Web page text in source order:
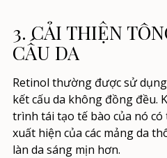
3. CẢI THIỆN
CẤU DA
Retinol thường được sử
kết cấu da không đồng đều.
trình tái tạo tế bào của nó
xuất hiện của các mảng da
làn da sáng mịn hơn.